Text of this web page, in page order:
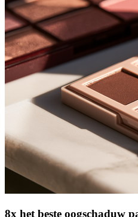
8x het beste oogschaduw